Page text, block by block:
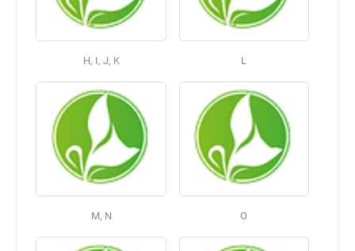
H, I, J, K L
M, N O